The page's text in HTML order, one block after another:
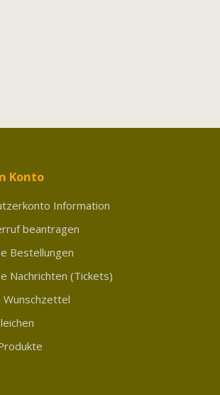
Konto
Information
beantragen
Bestellungen
Nachrichten (Tickets)
Wunschzettel